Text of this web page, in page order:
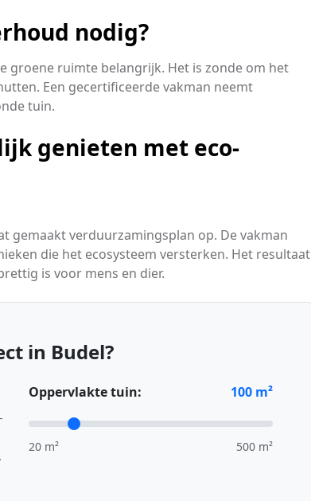
nodig?
groene ruimte belangrijk. Het is zonde om het
Een gecertificeerde vakman neemt
tuin.
genieten met eco-
gemaakt verduurzamingsplan op. De vakman
die het ecosysteem versterken. Het resultaat
is voor mens en dier.
in Budel?
Oppervlakte tuin: 100 m²
20 m² 500 m²